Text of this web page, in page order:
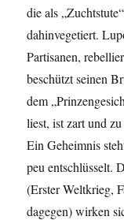
die als
dahinvegetiert.
Partisanen,
beschützt seinen
dem
liest, ist zart und
Ein Geheimnis
peu entschlüsselt.
(Erster Weltkrieg,
dagegen) wirken